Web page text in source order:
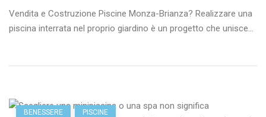
Vendita e Costruzione Piscine Monza-Brianza? Realizzare una
piscina interrata nel proprio giardino è un progetto che unisce
BENESSERE PISCINE